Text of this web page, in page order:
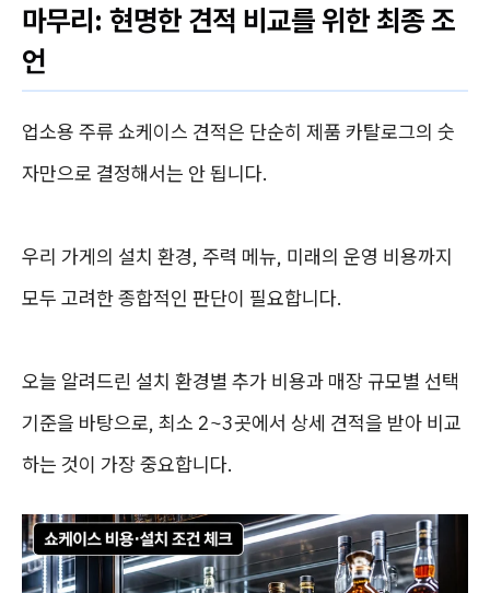
마무리: 현명한 견적 비교를 위한 최종 조
언
업소용 주류 쇼케이스 견적은 단순히 제품 카탈로그의 숫
자만으로 결정해서는 안 됩니다.
우리 가게의 설치 환경, 주력 메뉴, 미래의 운영 비용까지
모두 고려한 종합적인 판단이 필요합니다.
오늘 알려드린 설치 환경별 추가 비용과 매장 규모별 선택
기준을 바탕으로, 최소 2~3곳에서 상세 견적을 받아 비교
하는 것이 가장 중요합니다.